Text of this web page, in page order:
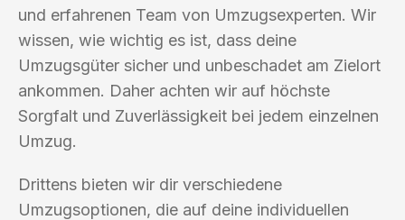
und erfahrenen Team von Umzugsexperten. Wir
wissen, wie wichtig es ist, dass deine
Umzugsgüter sicher und unbeschadet am Zielort
ankommen. Daher achten wir auf höchste
Sorgfalt und Zuverlässigkeit bei jedem einzelnen
Umzug.
Drittens bieten wir dir verschiedene
Umzugsoptionen, die auf deine individuellen